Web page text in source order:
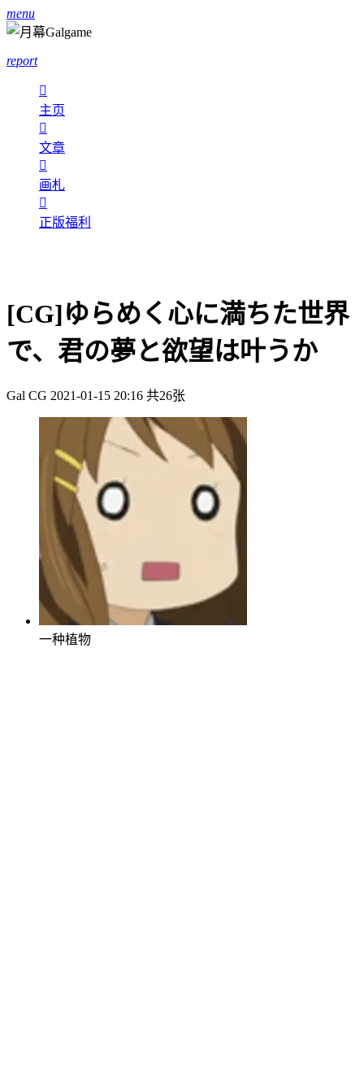
menu
report

主页

文章

画札

正版福利
[CG]ゆらめく心に満ちた世界
で、君の夢と欲望は叶うか
Gal CG 2021-01-15 20:16 共26张
一种植物